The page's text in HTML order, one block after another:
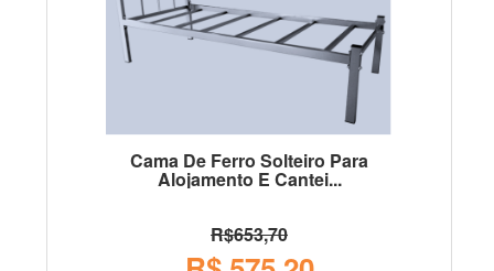
Cama De Ferro Solteiro Para
Alojamento E Cantei...
R$653,70